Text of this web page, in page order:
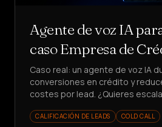
Agente de voz IA
caso Empresa de
Caso real: un agente de voz IA
conversiones en crédito y
costes por lead. ¿Quieres
CALIFICACIÓN DE LEADS COLD CALL